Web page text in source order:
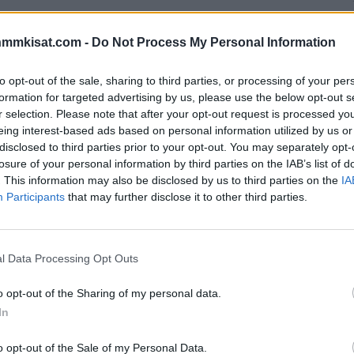
- Do Not Process My Personal Information
opt-out of the sale, sharing to third parties, or processing of your
for targeted advertising by us, please use the below opt-out
selection. Please note that after your opt-out request is processed
interest-based ads based on personal information utilized by us
to third parties prior to your opt-out. You may separately
of your personal information by third parties on the IAB’s list of
This information may also be disclosed by us to third parties on the
Participants that may further disclose it to other third parties.
Data Processing Opt Outs
opt-out of the Sharing of my personal data.
opt-out of the Sale of my Personal Data.
lauantai-iltana. Isännät veivät lopulta
3-2.
jo hieman asetelmia pudotuspelejä varten.
Charlie McAvoy päätti hieman lähteä tekemään
koukkaamisesta ja McAvoy puolestaan
jäähyaition edessäkin. Bostonin tähtipelaaja päätti
verran häijysti Lundellin jaloille, että suomalaisen
meni kuitenkin ohi, joten Charlie McAvoy selvisi
Mainos: